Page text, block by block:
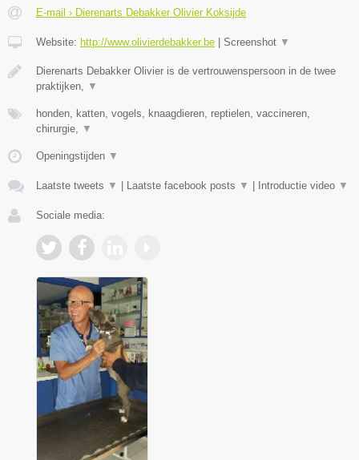
E-mail › Dierenarts Debakker Olivier Koksijde
Website: http://www.olivierdebakker.be Screenshot ▼
Dierenarts Debakker Olivier is de vertrouwenspersoon in de twee
praktijken,
▼
honden, katten, vogels, knaagdieren, reptielen, vaccineren,
chirurgie,
▼
Openingstijden ▼
Laatste tweets ▼ Laatste facebook posts ▼ Introductie video ▼
Sociale media: